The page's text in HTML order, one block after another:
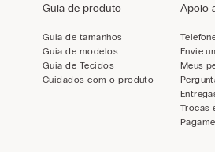
Guia de produto
Guia de tamanhos
Guia de modelos
Guia de Tecidos
Cuidados com o produto
Apoio
Envie
Meus
Trocas